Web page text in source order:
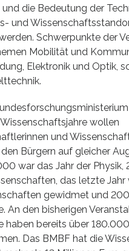
die Bedeutung der
und
Schwerpunkte der
Mobilität und
Elektronik und Optik,
wollen
und
Bürgern auf gleicher
war das Jahr der Physik,
das letzte Jahr
gewidmet und
An den bisherigen
haben bereits über
Das BMBF hat die